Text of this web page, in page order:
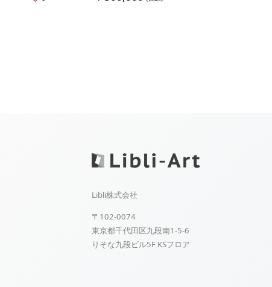
Libli株式会社
〒102-0074
東京都千代田区九段南1-5-6
りそな九段ビル5F KSフロア